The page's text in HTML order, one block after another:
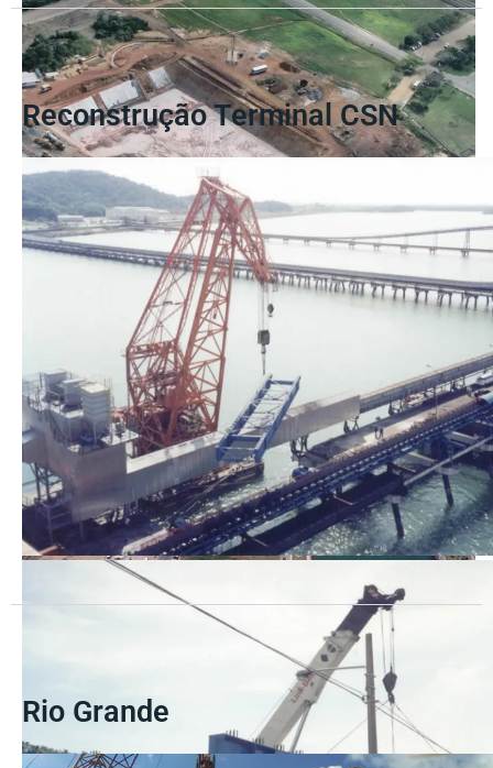
Reconstrução Terminal CSN
Rio Grande